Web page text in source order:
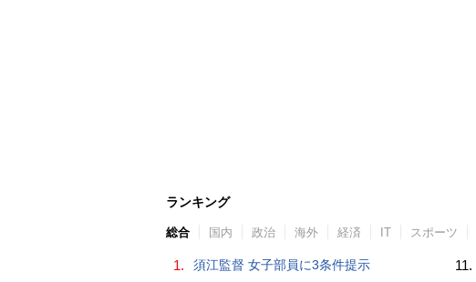
ランキング
総合 国内 政治 海外 経済 IT スポーツ
1. 須江監督 女子部員に3条件提示 11.